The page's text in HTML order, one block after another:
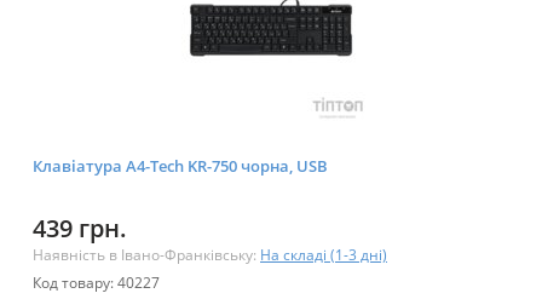
Клавіатура A4-Tech KR-750 чорна, USB
439 грн.
Наявність в Івано-Франківську: На складі (1-3 дні)
Код товару: 40227